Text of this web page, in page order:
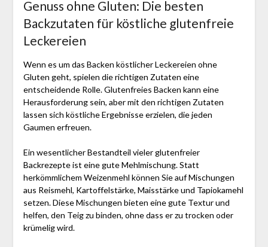
Genuss ohne Gluten: Die besten
Backzutaten für köstliche glutenfreie
Leckereien
Wenn es um das Backen köstlicher Leckereien ohne
Gluten geht, spielen die richtigen Zutaten eine
entscheidende Rolle. Glutenfreies Backen kann eine
Herausforderung sein, aber mit den richtigen Zutaten
lassen sich köstliche Ergebnisse erzielen, die jeden
Gaumen erfreuen.
Ein wesentlicher Bestandteil vieler glutenfreier
Backrezepte ist eine gute Mehlmischung. Statt
herkömmlichem Weizenmehl können Sie auf Mischungen
aus Reismehl, Kartoffelstärke, Maisstärke und Tapiokamehl
setzen. Diese Mischungen bieten eine gute Textur und
helfen, den Teig zu binden, ohne dass er zu trocken oder
krümelig wird.